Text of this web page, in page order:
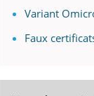
Variant
Faux